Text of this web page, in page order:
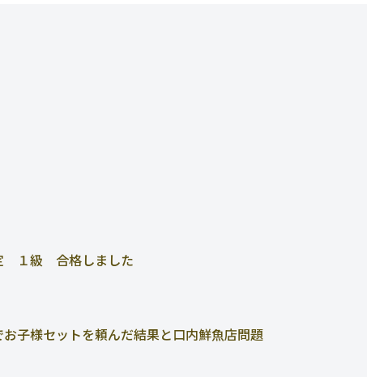
１級 合格しました
子様セットを頼んだ結果と口内鮮魚店問題